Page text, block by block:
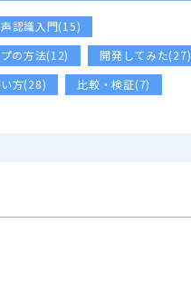
認識入門(15)
の方法(12)
開発してみた(27)
方(28)
比較・検証(7)